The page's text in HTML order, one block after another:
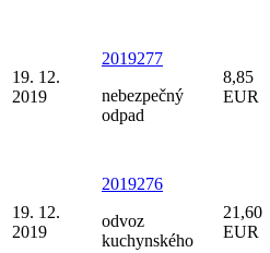
19. 12.
2019
2019277
nebezpečný
odpad
8,85
EUR
19. 12.
2019
2019276
odvoz
kuchynského
21,60
EUR